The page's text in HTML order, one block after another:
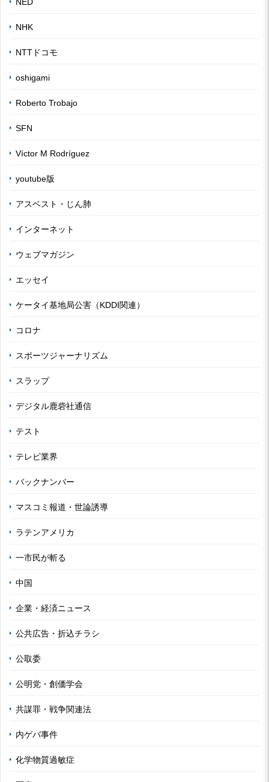
NHK
NTTドコモ
oshigami
Roberto Trobajo
SFN
Víctor M Rodríguez
youtube版
アスベスト・じん肺
インターネット
ウェブマガジン
エッセイ
ケータイ基地局公害（KDDI関連）
コロナ
スポーツジャーナリズム
スラップ
デジタル鹿砦社通信
テスト
テレビ業界
バックナンバー
マスコミ報道・世論誘導
ラテンアメリカ
一市民が斬る
中国
企業・経済ニュース
公共広告・折込チラシ
公取委
公明党・創価学会
共謀罪・戦争関連法
内ゲバ事件
化学物質過敏症